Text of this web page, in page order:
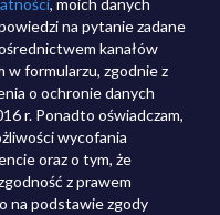
, moich danych
na pytanie zadane
kanałów
w formularzu, zgodnie z
o ochronie danych
r. Ponadto oświadczam,
wycofania
oraz o tym, że
z prawem
na podstawie zgody